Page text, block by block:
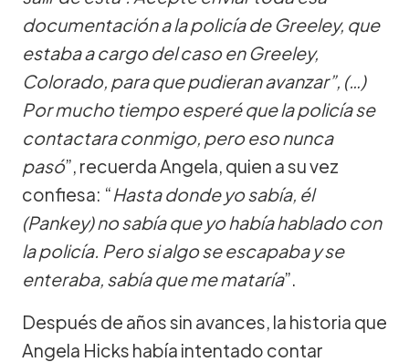
documentación a la policía de Greeley, que
estaba a cargo del caso en Greeley,
Colorado, para que pudieran avanzar”, (…)
Por mucho tiempo esperé que la policía se
contactara conmigo, pero eso nunca
pasó”, recuerda Angela, quien a su vez
confiesa: “Hasta donde yo sabía, él
(Pankey) no sabía que yo había hablado con
la policía. Pero si algo se escapaba y se
enteraba, sabía que me mataría”.
Después de años sin avances, la historia que
Angela Hicks había intentado contar